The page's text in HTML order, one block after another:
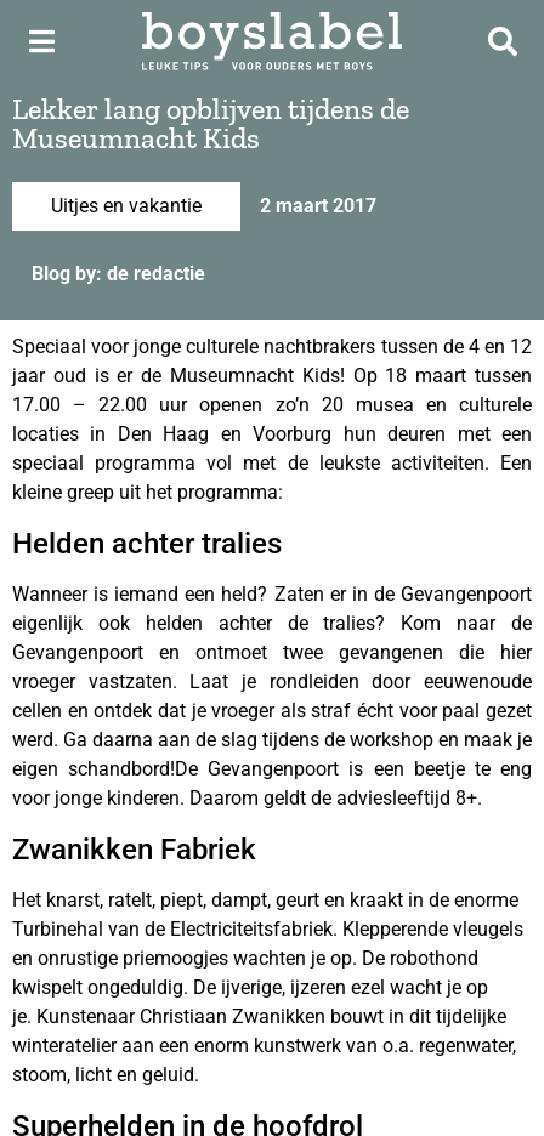
Lekker lang opblijven tijdens de
Museumnacht Kids
Uitjes en vakantie 2 maart 2017
Blog by: de redactie
Speciaal voor jonge culturele nachtbrakers tussen de 4 en 12
jaar oud is er de Museumnacht Kids! Op 18 maart tussen
17.00 – 22.00 uur openen zo’n 20 musea en culturele
locaties in Den Haag en Voorburg hun deuren met een
speciaal programma vol met de leukste activiteiten. Een
kleine greep uit het programma:
Helden achter tralies
Wanneer is iemand een held? Zaten er in de Gevangenpoort
eigenlijk ook helden achter de tralies? Kom naar de
Gevangenpoort en ontmoet twee gevangenen die hier
vroeger vastzaten. Laat je rondleiden door eeuwenoude
cellen en ontdek dat je vroeger als straf écht voor paal gezet
werd. Ga daarna aan de slag tijdens de workshop en maak je
eigen schandbord!De Gevangenpoort is een beetje te eng
voor jonge kinderen. Daarom geldt de adviesleeftijd 8+.
Zwanikken Fabriek
Het knarst, ratelt, piept, dampt, geurt en kraakt in de enorme
Turbinehal van de Electriciteitsfabriek. Klepperende vleugels
en onrustige priemoogjes wachten je op. De robothond
kwispelt ongeduldig. De ijverige, ijzeren ezel wacht je op
je. Kunstenaar Christiaan Zwanikken bouwt in dit tijdelijke
winteratelier aan een enorm kunstwerk van o.a. regenwater,
stoom, licht en geluid.
Superhelden in de hoofdrol